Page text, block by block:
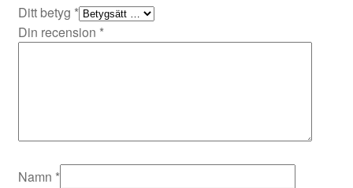
Ditt betyg *
Din recension *
Namn *